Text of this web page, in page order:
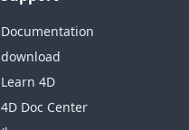
Documentation
download
Learn 4D
4D Doc Center